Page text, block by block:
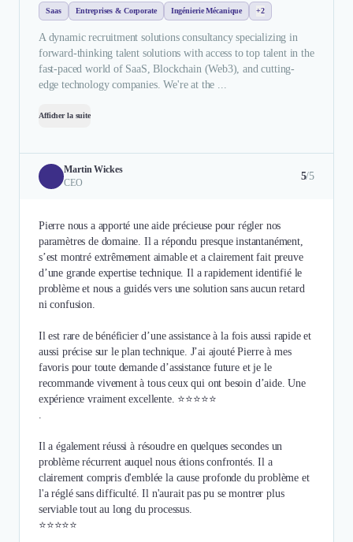
Saas Entreprises & Corporate Ingénierie Mécanique +2
A dynamic recruitment solutions consultancy specializing in
forward-thinking talent solutions with access to top talent in the
fast-paced world of SaaS, Blockchain (Web3), and cutting-
edge technology companies. We're at the ...
Afficher la suite
Martin Wickes
CEO
5/5
Pierre nous a apporté une aide précieuse pour régler nos
paramètres de domaine. Il a répondu presque instantanément,
s’est montré extrêmement aimable et a clairement fait preuve
d’une grande expertise technique. Il a rapidement identifié le
problème et nous a guidés vers une solution sans aucun retard
ni confusion.
Il est rare de bénéficier d’une assistance à la fois aussi rapide et
aussi précise sur le plan technique. J’ai ajouté Pierre à mes
favoris pour toute demande d’assistance future et je le
recommande vivement à tous ceux qui ont besoin d’aide. Une
expérience vraiment excellente. ⭐⭐⭐⭐⭐
Il a également réussi à résoudre en quelques secondes un
problème récurrent auquel nous étions confrontés. Il a
clairement compris d'emblée la cause profonde du problème et
l'a réglé sans difficulté. Il n'aurait pas pu se montrer plus
serviable tout au long du processus.